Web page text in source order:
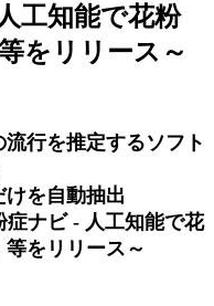
工知能で花粉
をリリース～
行を推定するソフト
を自動抽出
症ナビ- 人工知能で花
をリリース～